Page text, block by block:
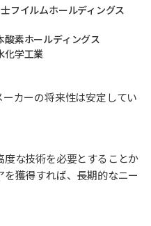
フイルムホールディングス
酸素ホールディングス
化学工業
カーの将来性は安定してい
な技術を必要とすることか
獲得すれば、長期的なニー